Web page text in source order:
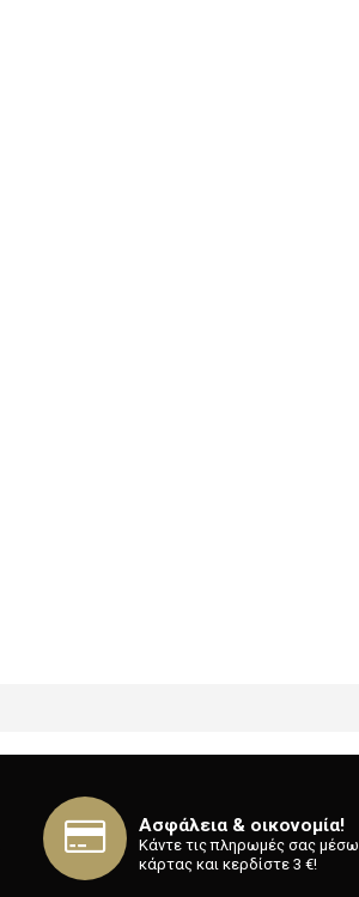
Ασφάλεια & οικονομία!
Κάντε τις πληρωμές σας μέσω
κάρτας και κερδίστε 3 €!